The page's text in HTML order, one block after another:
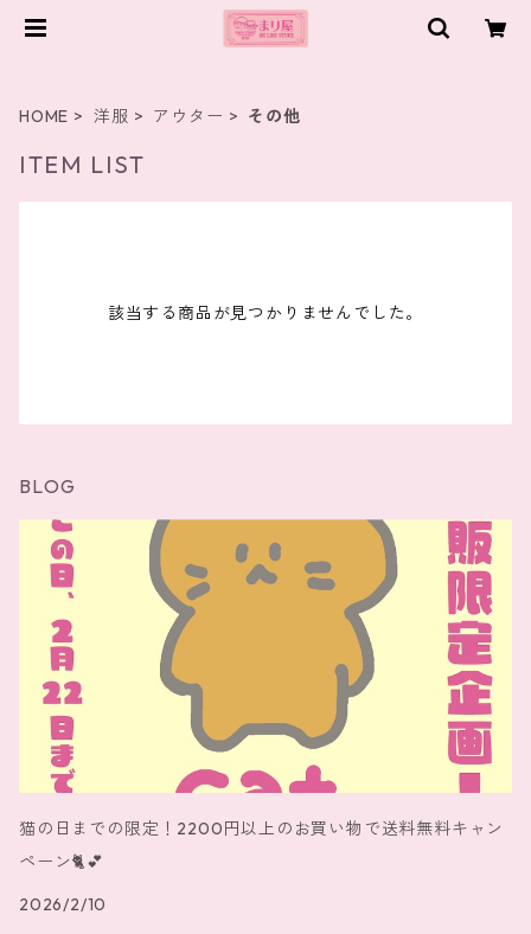
HOME 洋服 アウター その他
ITEM LIST
該当する商品が見つかりませんでした。
BLOG
猫の日までの限定！2200円以上のお買い物で送料無料キャン
ペーン🐈️💕
2026/2/10